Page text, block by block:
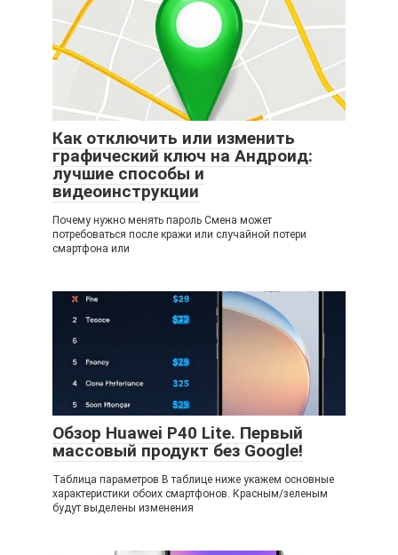
Как отключить или изменить
графический ключ на Андроид:
лучшие способы и
видеоинструкции
Почему нужно менять пароль Смена может
потребоваться после кражи или случайной потери
смартфона или
Обзор Huawei P40 Lite. Первый
массовый продукт без Google!
Таблица параметров В таблице ниже укажем основные
характеристики обоих смартфонов. Красным/зеленым
будут выделены изменения